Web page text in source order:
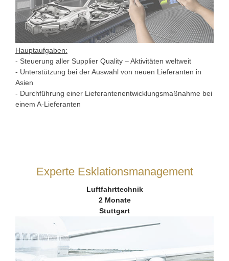
Hauptaufgaben:
- Steuerung aller Supplier Quality – Aktivitäten weltweit
- Unterstützung bei der Auswahl von neuen Lieferanten in
Asien
- Durchführung einer Lieferantenentwicklungsmaßnahme bei
einem A-Lieferanten
Experte Esklationsmanagement
Luftfahrttechnik
2 Monate
Stuttgart